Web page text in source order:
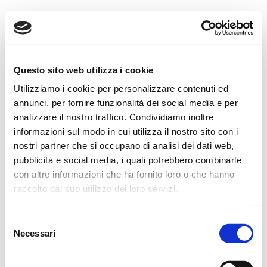
Questo sito web utilizza i cookie
Utilizziamo i cookie per personalizzare contenuti ed
annunci, per fornire funzionalità dei social media e per
analizzare il nostro traffico. Condividiamo inoltre
informazioni sul modo in cui utilizza il nostro sito con i
nostri partner che si occupano di analisi dei dati web,
pubblicità e social media, i quali potrebbero combinarle
con altre informazioni che ha fornito loro o che hanno
raccolto dal suo utilizzo dei loro servizi.
delNecessari
Kamea
Web Development · Copywriting · Produzioni Grafiche, Musicali e
Frutilleè un nostro brand: oggetti scelti per l'intimità e la relazione, e